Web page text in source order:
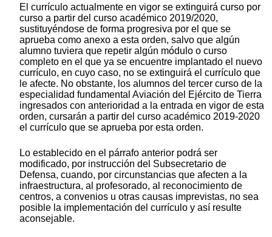
El currículo actualmente en vigor se extinguirá curso por
curso a partir del curso académico 2019/2020,
sustituyéndose de forma progresiva por el que se
aprueba como anexo a esta orden, salvo que algún
alumno tuviera que repetir algún módulo o curso
completo en el que ya se encuentre implantado el nuevo
currículo, en cuyo caso, no se extinguirá el currículo que
le afecte. No obstante, los alumnos del tercer curso de la
especialidad fundamental Aviación del Ejército de Tierra
ingresados con anterioridad a la entrada en vigor de esta
orden, cursarán a partir del curso académico 2019-2020
el currículo que se aprueba por esta orden.
Lo establecido en el párrafo anterior podrá ser
modificado, por instrucción del Subsecretario de
Defensa, cuando, por circunstancias que afecten a la
infraestructura, al profesorado, al reconocimiento de
centros, a convenios u otras causas imprevistas, no sea
posible la implementación del currículo y así resulte
aconsejable.